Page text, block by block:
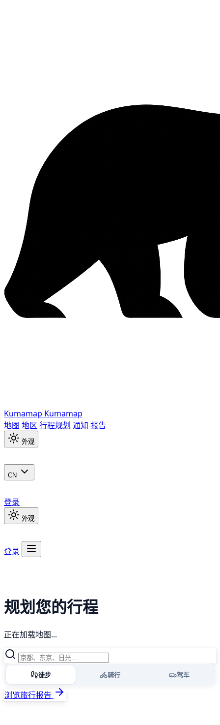
Kumamap Kumamap
地图 地区 行程规划 通知 报告
外观
CN
登录
外观
登录
规划您的行程
正在加载地图...
徒步 骑行 驾车
浏览旅行报告